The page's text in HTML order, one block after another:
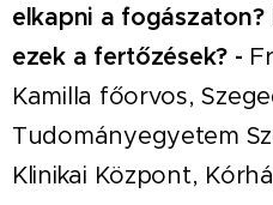
elkapni a
ezek a fertőzések? -
Kamilla főorvos,
Tudományegyetem
Klinikai Központ,